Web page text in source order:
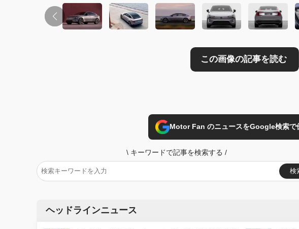
Motor Fan のニュースをGoogle検索で
\ キーワードで記事を検索する /
検
ヘッドラインニュース